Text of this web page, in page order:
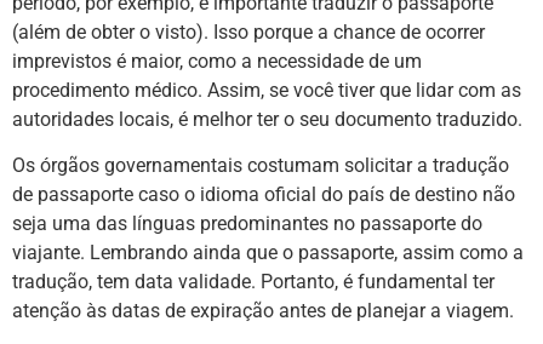
(além de obter o visto). Isso porque a chance de ocorrer
imprevistos é maior, como a necessidade de um
procedimento médico. Assim, se você tiver que lidar com as
autoridades locais, é melhor ter o seu documento traduzido.
Os órgãos governamentais costumam solicitar a tradução
de passaporte caso o idioma oficial do país de destino não
seja uma das línguas predominantes no passaporte do
viajante. Lembrando ainda que o passaporte, assim como a
tradução, tem data validade. Portanto, é fundamental ter
atenção às datas de expiração antes de planejar a viagem.